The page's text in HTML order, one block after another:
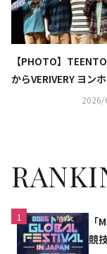
【PHOTO】
からVERIVERY ヨン
ュージカル「ガール
2026/
1
「
競